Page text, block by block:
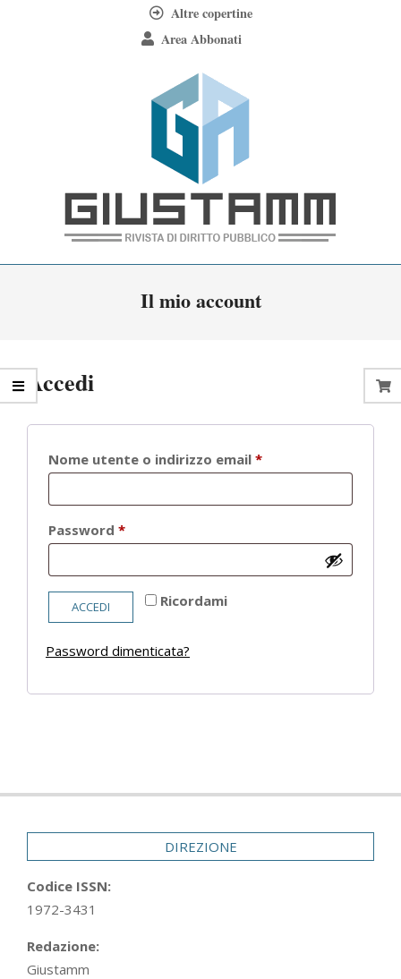
Altre copertine
Area Abbonati
Giustamm
Il mio account
Accedi
Nome utente o indirizzo email *Richiesto
Password *Richiesto
Ricordami
ACCEDI
Password dimenticata?
05-
DIREZIONE
Codice ISSN:
1972-3431
Redazione:
Giustamm